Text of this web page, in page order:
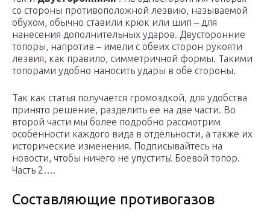
со стороны противоположной лезвию, называемой
обухом, обычно ставили крюк или шип – для
нанесения дополнительных ударов. Двусторонние
топоры, напротив – имели с обеих сторон рукояти
лезвия, как правило, симметричной формы. Такими
топорами удобно наносить удары в обе стороны.
Так как статья получается громоздкой, для удобства
принято решение, разделить ее на две части. Во
второй части мы более подробно рассмотрим
особенности каждого вида в отдельности, а также их
исторические изменения. Подписывайтесь на
новости, чтобы ничего не упустить! Боевой топор.
Часть 2….
Составляющие противогазов